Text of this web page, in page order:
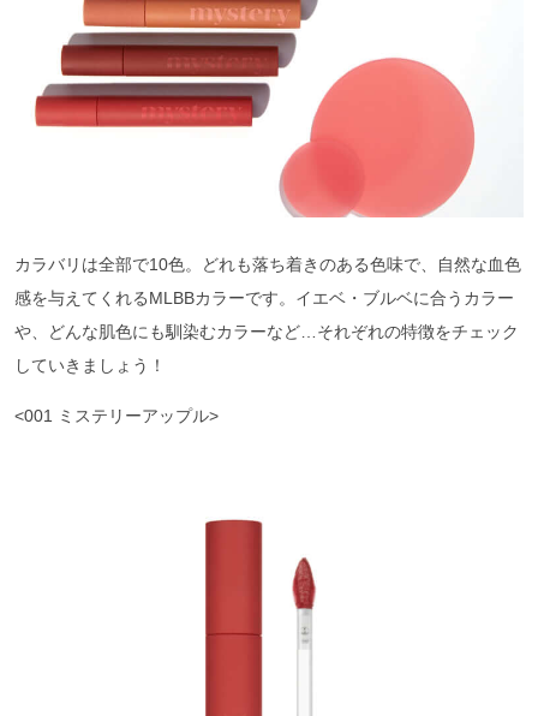
カラバリは全部で10色。どれも落ち着きのある色味で、自然な血色
感を与えてくれるMLBBカラーです。イエベ・ブルベに合うカラー
や、どんな肌色にも馴染むカラーなど…それぞれの特徴をチェック
していきましょう！
<001 ミステリーアップル>